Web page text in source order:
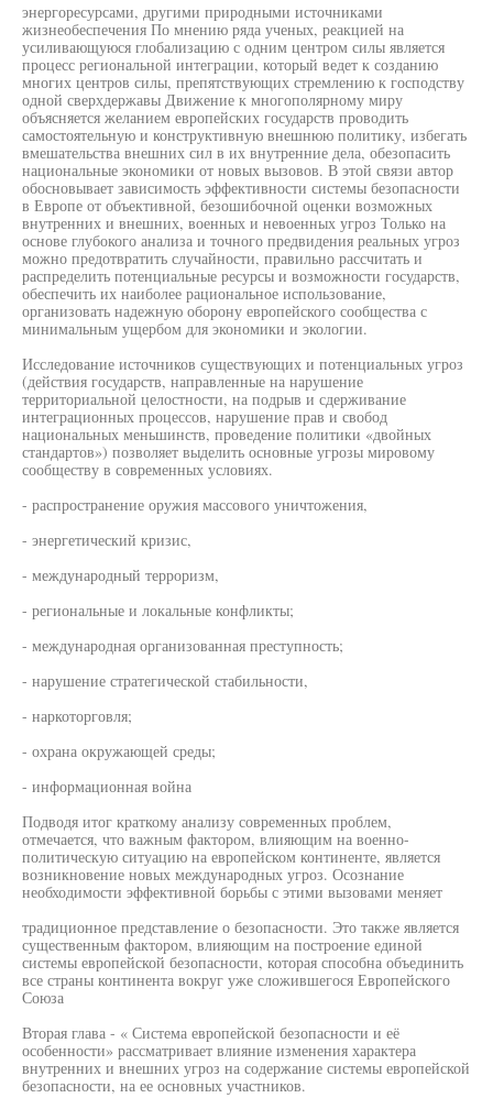
энергоресурсами, другими природными источниками
жизнеобеспечения По мнению ряда ученых, реакцией на
усиливающуюся глобализацию с одним центром силы является
процесс региональной интеграции, который ведет к созданию
многих центров силы, препятствующих стремлению к господству
одной сверхдержавы Движение к многополярному миру
объясняется желанием европейских государств проводить
самостоятельную и конструктивную внешнюю политику, избегать
вмешательства внешних сил в их внутренние дела, обезопасить
национальные экономики от новых вызовов. В этой связи автор
обосновывает зависимость эффективности системы безопасности
в Европе от объективной, безошибочной оценки возможных
внутренних и внешних, военных и невоенных угроз Только на
основе глубокого анализа и точного предвидения реальных угроз
можно предотвратить случайности, правильно рассчитать и
распределить потенциальные ресурсы и возможности государств,
обеспечить их наиболее рациональное использование,
организовать надежную оборону европейского сообщества с
минимальным ущербом для экономики и экологии.
Исследование источников существующих и потенциальных угроз
(действия государств, направленные на нарушение
территориальной целостности, на подрыв и сдерживание
интеграционных процессов, нарушение прав и свобод
национальных меньшинств, проведение политики «двойных
стандартов») позволяет выделить основные угрозы мировому
сообществу в современных условиях.
- распространение оружия массового уничтожения,
- энергетический кризис,
- международный терроризм,
- региональные и локальные конфликты;
- международная организованная преступность;
- нарушение стратегической стабильности,
- наркоторговля;
- охрана окружающей среды;
- информационная война
Подводя итог краткому анализу современных проблем,
отмечается, что важным фактором, влияющим на военно-
политическую ситуацию на европейском континенте, является
возникновение новых международных угроз. Осознание
необходимости эффективной борьбы с этими вызовами меняет
традиционное представление о безопасности. Это также является
существенным фактором, влияющим на построение единой
системы европейской безопасности, которая способна объединить
все страны континента вокруг уже сложившегося Европейского
Союза
Вторая глава - « Система европейской безопасности и её
особенности» рассматривает влияние изменения характера
внутренних и внешних угроз на содержание системы европейской
безопасности, на ее основных участников.